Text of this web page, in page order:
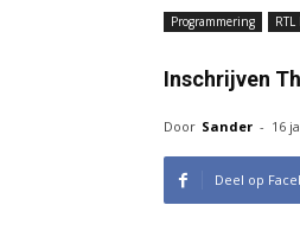
Programmering
Inschrijven
Door Sander - 16
Deel op